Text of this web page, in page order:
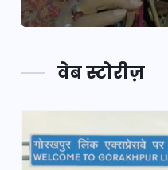
वेब स्टोरीज़